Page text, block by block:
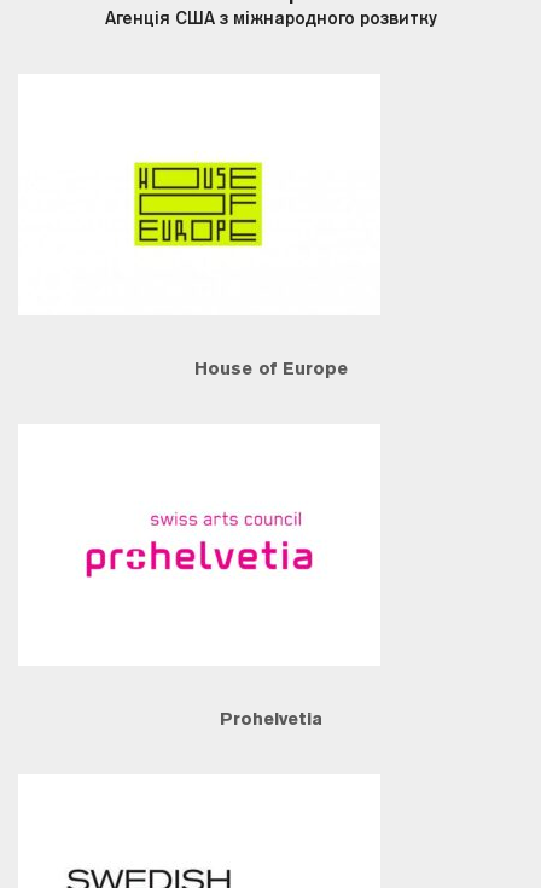
Агенція США з міжнародного розвитку
House of Europe
Prohelvetia